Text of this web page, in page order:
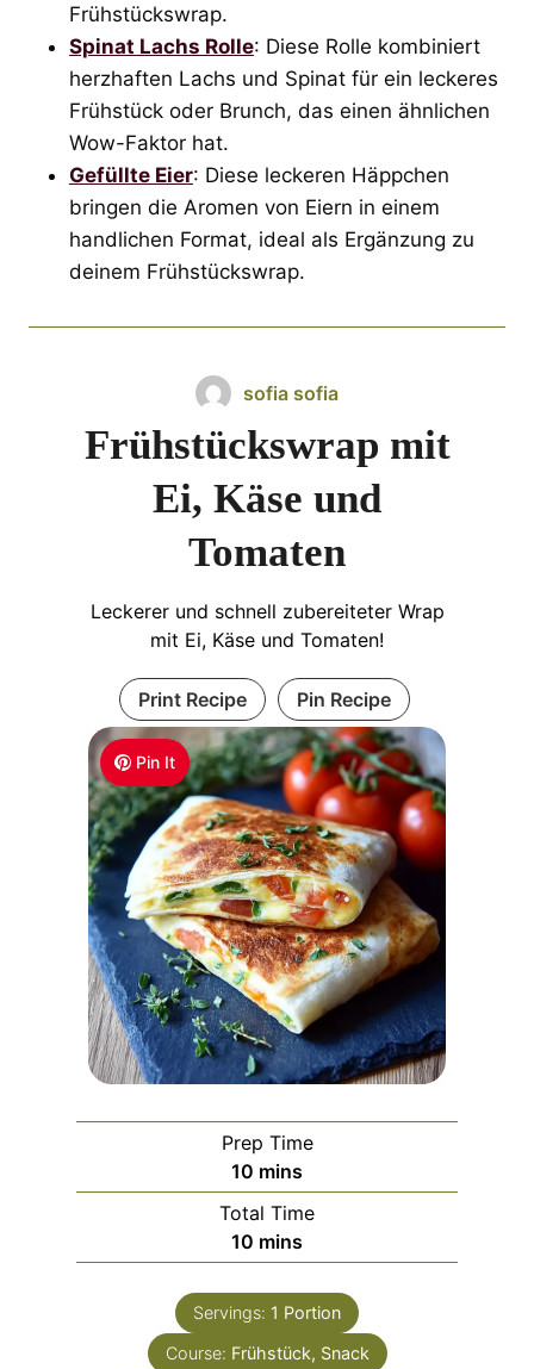
Frühstückswrap.
Spinat Lachs Rolle: Diese Rolle kombiniert
herzhaften Lachs und Spinat für ein leckeres
Frühstück oder Brunch, das einen ähnlichen
Wow-Faktor hat.
Gefüllte Eier: Diese leckeren Häppchen
bringen die Aromen von Eiern in einem
handlichen Format, ideal als Ergänzung zu
deinem Frühstückswrap.
Pin It
sofia sofia
Frühstückswrap mit
Ei, Käse und
Tomaten
Leckerer und schnell zubereiteter Wrap
mit Ei, Käse und Tomaten!
Print Recipe Pin Recipe
Prep Time
10 m
i
n
u
e
s
mins
Total Time
10 m
i
n
u
t
mins
Servings: 1 Portion
Course: Frühstück, Snack